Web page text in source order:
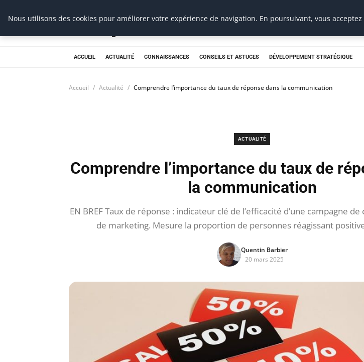
Prospection Pro
ACCUEIL ACTUALITÉ CONNAISSANCES CONSEILS ET ASTUCES DÉVELOPPEMENT STRATÉGIQUE
Accueil Actualité Comprendre l’importance du taux de réponse dans la communication
ACTUALITÉ
Comprendre l’importance du taux de
la communication
EN BREF Taux de réponse : indicateur clé de l’efficacité d’une campagne
de marketing. Mesure la proportion de personnes réagissant
Quentin Barbier
20 mars 2025
Nous utilisons des cookies pour améliorer votre expérience de navigation. En poursuivant, vous